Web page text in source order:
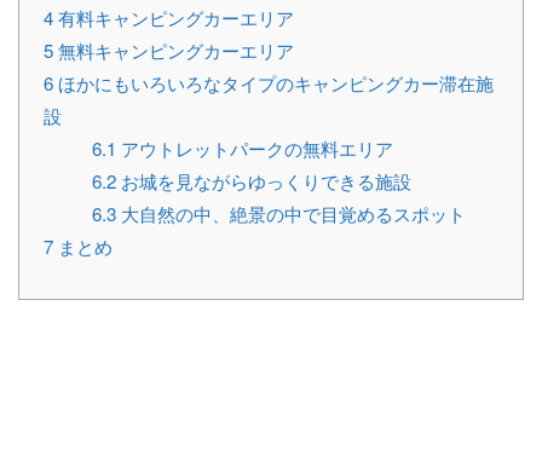
4有料キャンピングカーエリア
5無料キャンピングカーエリア
6ほかにもいろいろなタイプのキャンピングカー滞在施
設
6.1 アウトレットパークの無料エリア
6.2 お城を見ながらゆっくりできる施設
6.3 大自然の中、絶景の中で目覚めるスポット
7 まとめ